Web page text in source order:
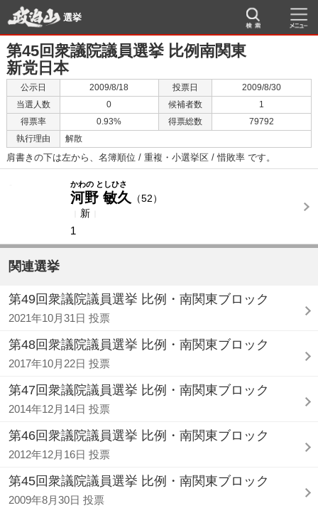
選挙
第45回衆議院議員選挙 比例南関東
新党日本
公示日 2009/8/18 投票日
2009/8/30
当選人数
0 候補者数
1
得票率
0.93% 得票総数
79792
執行理由
解散
肩書きの下は左から、名簿順位 / 重複・小選挙区 / 惜敗率 です。
かわの としひさ
河野 敏久
（52）
新
1
関連選挙
第49回衆議院議員選挙 比例・南関東ブロック
2021年10月31日 投票
第48回衆議院議員選挙 比例・南関東ブロック
2017年10月22日 投票
第47回衆議院議員選挙 比例・南関東ブロック
2014年12月14日 投票
第46回衆議院議員選挙 比例・南関東ブロック
2012年12月16日 投票
第45回衆議院議員選挙 比例・南関東ブロック
2009年8月30日 投票